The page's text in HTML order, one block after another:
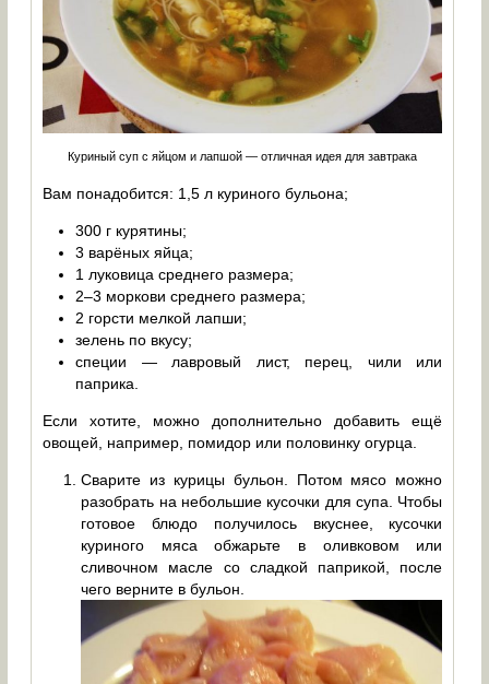
Куриный суп с яйцом и лапшой — отличная идея для завтрака
Вам понадобится: 1,5 л куриного бульона;
300 г курятины;
3 варёных яйца;
1 луковица среднего размера;
2–3 моркови среднего размера;
2 горсти мелкой лапши;
зелень по вкусу;
специи — лавровый лист, перец, чили или
паприка.
Если хотите, можно дополнительно добавить ещё
овощей, например, помидор или половинку огурца.
Сварите из курицы бульон. Потом мясо можно
разобрать на небольшие кусочки для супа. Чтобы
готовое блюдо получилось вкуснее, кусочки
куриного мяса обжарьте в оливковом или
сливочном масле со сладкой паприкой, после
чего верните в бульон.